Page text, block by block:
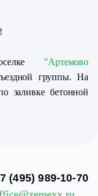
"Артемово
группы. На
заливке бетонной
(495) 989-10-70